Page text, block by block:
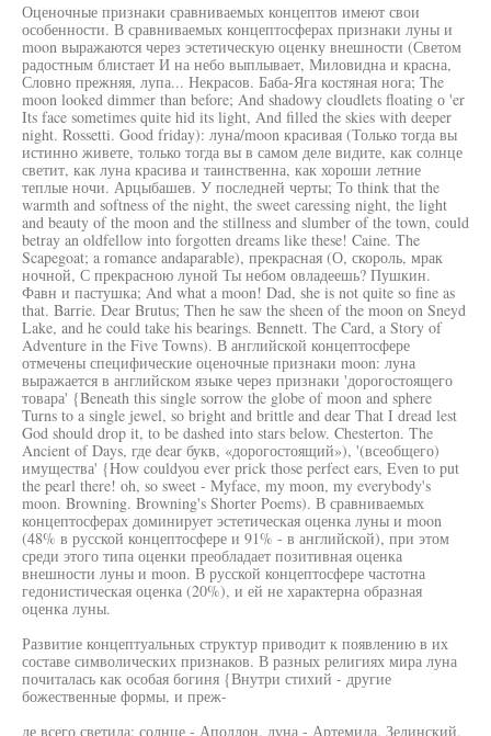
Оценочные признаки сравниваемых концептов имеют свои
особенности. В сравниваемых концептосферах признаки луны и
moon выражаются через эстетическую оценку внешности (Светом
радостным блистает И на небо выплывает, Миловидна и красна,
Словно прежняя, лупа... Некрасов. Баба-Яга костяная нога; The
moon looked dimmer than before; And shadowy cloudlets floating о 'er
Its face sometimes quite hid its light, And filled the skies with deeper
night. Rossetti. Good friday): луна/moon красивая (Только тогда вы
истинно живете, только тогда вы в самом деле видите, как солнце
светит, как луна красива и таинственна, как хороши летние
теплые ночи. Арцыбашев. У последней черты; То think that the
warmth and softness of the night, the sweet caressing night, the light
and beauty of the moon and the stillness and slumber of the town, could
betray an oldfellow into forgotten dreams like these! Caine. The
Scapegoat; a romance andaparable), прекрасная (О, скороль, мрак
ночной, С прекрасною луной Ты небом овладеешь? Пушкин.
Фавн и пастушка; And what a moon! Dad, she is not quite so fine as
that. Barrie. Dear Brutus; Then he saw the sheen of the moon on Sneyd
Lake, and he could take his bearings. Bennett. The Card, a Story of
Adventure in the Five Towns). В английской концептосфере
отмечены специфические оценочные признаки moon: луна
выражается в английском языке через признаки 'дорогостоящего
товара' {Beneath this single sorrow the globe of moon and sphere
Turns to a single jewel, so bright and brittle and dear That I dread lest
God should drop it, to be dashed into stars below. Chesterton. The
Ancient of Days, где dear букв, «дорогостоящий»), '(всеобщего)
имущества' {How couldyou ever prick those perfect ears, Even to put
the pearl there! oh, so sweet - Myface, my moon, my everybody's
moon. Browning. Browning's Shorter Poems). В сравниваемых
концептосферах доминирует эстетическая оценка луны и moon
(48% в русской концептосфере и 91% - в английской), при этом
среди этого типа оценки преобладает позитивная оценка
внешности луны и moon. В русской концептосфере частотна
гедонистическая оценка (20%), и ей не характерна образная
оценка луны.
Развитие концептуальных структур приводит к появлению в их
составе символических признаков. В разных религиях мира луна
почиталась как особая богиня {Внутри стихий - другие
божественные формы, и преж-
де всего светила: солнце - Аполлон, луна - Артемида. Зелинский.